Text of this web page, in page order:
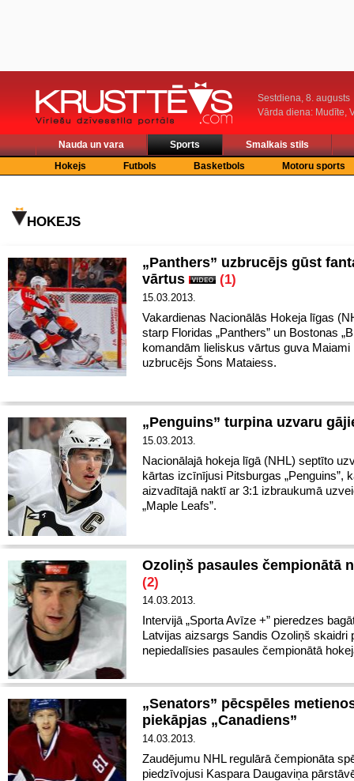
Sestdiena, 8. augusts
Vārda diena: Mudīte,
Nauda un vara Sports
Smalkais stils
Hokejs
Futbols Basketbols Motoru sports
HOKEJS
„Panthers” uzbrucējs gūst
vārtus
(1)
15.03.2013.
Vakardienas Nacionālās Hokeja līgas
starp Floridas „Panthers” un Bostonas
komandām lieliskus vārtus guva Maiami
uzbrucējs Šons Mataiess.
„Penguins” turpina uzvaru
15.03.2013.
Nacionālajā hokeja līgā (NHL) septīto
kārtas izcīnījusi Pitsburgas „Penguins”,
aizvadītajā naktī ar 3:1 izbraukumā
„Maple Leafs”.
Ozoliņš pasaules čempionātā
(2)
14.03.2013.
Intervijā „Sporta Avīze +” pieredzes
Latvijas aizsargs Sandis Ozoliņš skaidri
nepiedalīsies pasaules čempionātā
„Senators” pēcspēles
piekāpjas „Canadiens”
14.03.2013.
Zaudējumu NHL regulārā čempionāta
piedzīvojusi Kaspara Daugaviņa